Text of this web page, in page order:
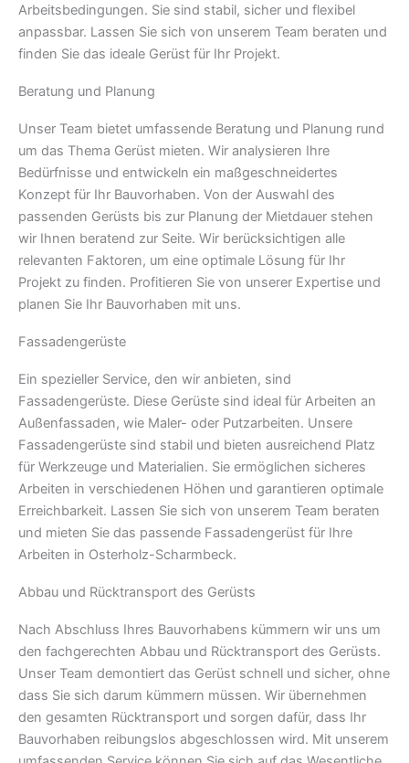
Arbeitsbedingungen. Sie sind stabil, sicher und flexibel
anpassbar. Lassen Sie sich von unserem Team beraten und
finden Sie das ideale Gerüst für Ihr Projekt.
Beratung und Planung
Unser Team bietet umfassende Beratung und Planung rund
um das Thema Gerüst mieten. Wir analysieren Ihre
Bedürfnisse und entwickeln ein maßgeschneidertes
Konzept für Ihr Bauvorhaben. Von der Auswahl des
passenden Gerüsts bis zur Planung der Mietdauer stehen
wir Ihnen beratend zur Seite. Wir berücksichtigen alle
relevanten Faktoren, um eine optimale Lösung für Ihr
Projekt zu finden. Profitieren Sie von unserer Expertise und
planen Sie Ihr Bauvorhaben mit uns.
Fassadengerüste
Ein spezieller Service, den wir anbieten, sind
Fassadengerüste. Diese Gerüste sind ideal für Arbeiten an
Außenfassaden, wie Maler- oder Putzarbeiten. Unsere
Fassadengerüste sind stabil und bieten ausreichend Platz
für Werkzeuge und Materialien. Sie ermöglichen sicheres
Arbeiten in verschiedenen Höhen und garantieren optimale
Erreichbarkeit. Lassen Sie sich von unserem Team beraten
und mieten Sie das passende Fassadengerüst für Ihre
Arbeiten in Osterholz-Scharmbeck.
Abbau und Rücktransport des Gerüsts
Nach Abschluss Ihres Bauvorhabens kümmern wir uns um
den fachgerechten Abbau und Rücktransport des Gerüsts.
Unser Team demontiert das Gerüst schnell und sicher, ohne
dass Sie sich darum kümmern müssen. Wir übernehmen
den gesamten Rücktransport und sorgen dafür, dass Ihr
Bauvorhaben reibungslos abgeschlossen wird. Mit unserem